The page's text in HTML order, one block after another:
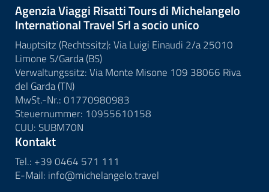
Agenzia Viaggi Risatti Tours di Michelangelo
International Travel Srl a socio unico
Hauptsitz (Rechtssitz): Via Luigi Einaudi 2/a 25010
Limone S/Garda (BS)
Verwaltungssitz: Via Monte Misone 109 38066 Riva
del Garda (TN)
MwSt.-Nr.: 01770980983
Steuernummer: 10955610158
CUU: SUBM70N
Kontakt
Tel.: +39 0464 571 111
E-Mail: info@michelangelo.travel